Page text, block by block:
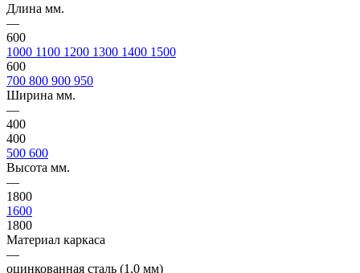
Длина мм.
—
600
1000 1100 1200 1300 1400 1500
600
700 800 900 950
Ширина мм.
—
400
400
500 600
Высота мм.
—
1800
1600
1800
Материал каркаса
—
оцинкованная сталь (1,0 мм)